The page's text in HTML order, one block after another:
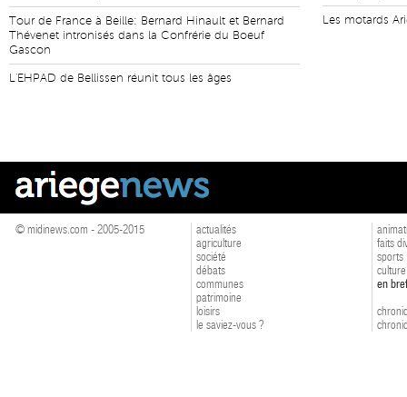
Tour de France à Beille: Bernard Hinault et Bernard
Thévenet intronisés dans la Confrérie du Boeuf
Gascon
L'EHPAD de Bellissen réunit tous les âges
Les motards
© midinews.com - 2005-2015
actualités
agriculture
société
débats
communes
patrimoine
loisirs
le saviez-vous ?
faits
sports
culture
en bref